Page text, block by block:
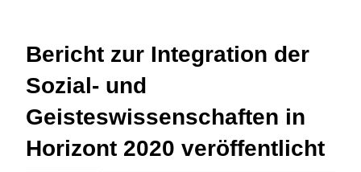
Bericht zur Integration der
Sozial- und
Geisteswissenschaften in
Horizont 2020 veröffentlicht